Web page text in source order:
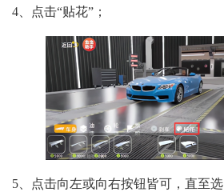
4、点击“贴花”；
5、点击向左或向右按钮皆可，直至选